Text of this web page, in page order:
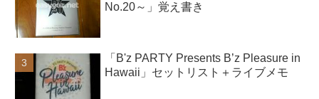
No.20～」覚え書き
「B'z PARTY Presents B’z Pleasure in
Hawaii」セットリスト＋ライブメモ